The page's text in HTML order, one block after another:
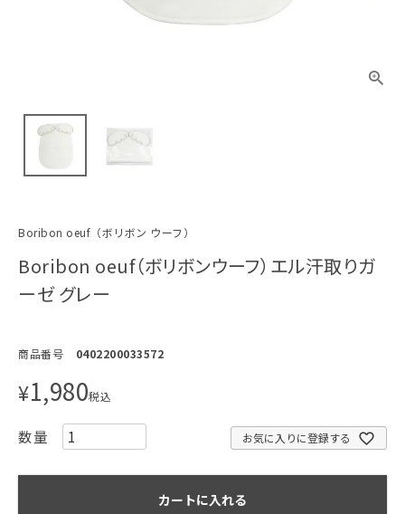
Boribon oeuf（ボリボン ウーフ）
Boribon oeuf（ボリボンウーフ）エル汗取りガ
ーゼ グレー
商品番号 0402200033572
¥1,980税込
お気に入りに登録する
カートに入れる